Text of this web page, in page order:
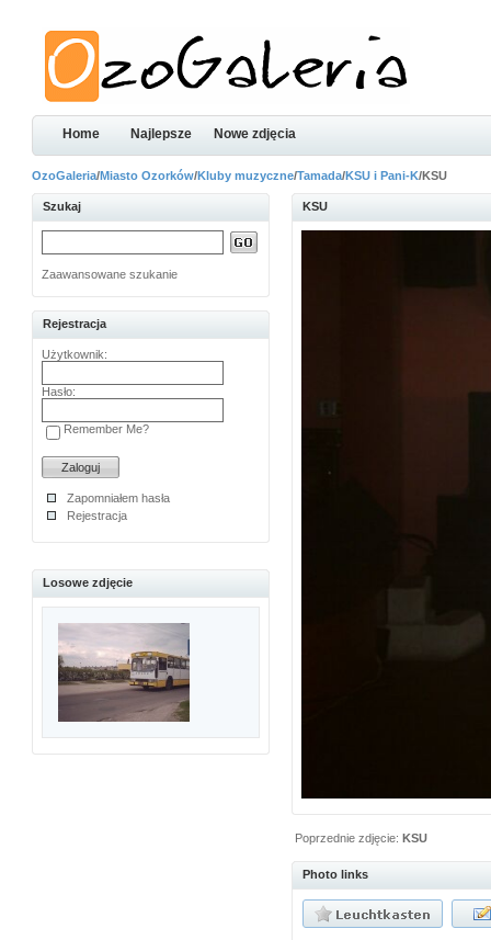
Home Najlepsze Nowe zdjęcia
OzoGaleria/Miasto Ozorków/Kluby muzyczne/Tamada/KSU i Pani-K/KSU
Szukaj
Zaawansowane szukanie
Rejestracja
Użytkownik:
Hasło:
Remember Me?
Zapomniałem hasła
Rejestracja
Losowe zdjęcie
KSU
Poprzednie zdjęcie:KSU
Photo links